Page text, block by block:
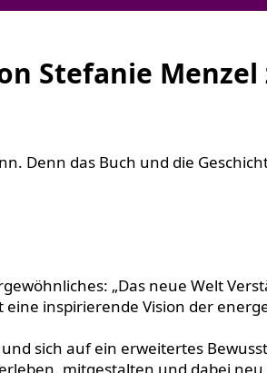
Stefanie Menzel
Denn das Buch und die
„Das neue Welt
inspirierende Vision der
sich auf ein erweitertes
mitgestalten und dabei